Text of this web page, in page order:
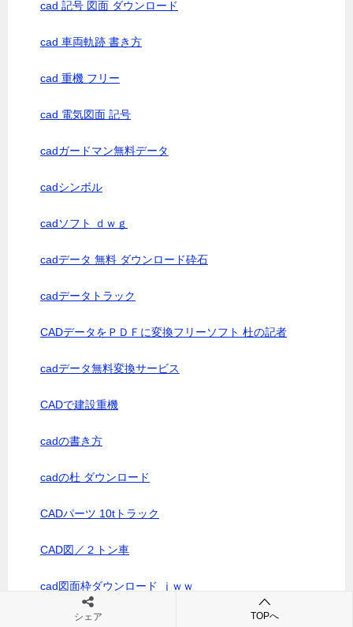
cad 記号 図面 ダウンロード
cad 車両軌跡 書き方
cad 重機 フリー
cad 電気図面 記号
cadガードマン無料データ
cadシンボル
cadソフト ｄｗｇ
cadデータ 無料 ダウンロード砕石
cadデータトラック
CADデータをＰＤＦに変換フリーソフト 杜の記者
cadデータ無料変換サービス
CADで建設重機
cadの書き方
cadの杜 ダウンロード
CADパーツ 10tトラック
CAD図／２トン車
cad図面枠ダウンロード ｊｗｗ
cad図面練習問題
シェア TOPへ